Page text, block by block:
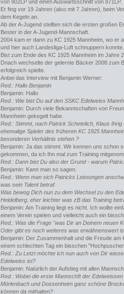
von 902LP und einen Auswärtsschnitt von 871LP.
Er fing vor 19 Jahren (also mit 7 Jahren), beim
dem Kegeln an.
Ab der A-Jugend stellten sich die ersten großen
Bester in der A-Jugend-Mannschaft.
2004 kam er dann zu KC 1925 Mannheim, wo er
und hier auch Landesliga-Luft schnuppern konnte.
Bist zum Ende des KC 1925 Mannheim im Jahre
Dnach wechselte der gelernte Bäcker 2008 zum
erfolgreich spielte.
Anbei das Interview mit Benjamin Werner:
Red.: Hallo Benjamin
Benjamin: Hallo
Red.: Wie bist Du auf den SSKC Edelweiss
Benjamin: Durch viele Bekanntschaften von
Mannheim gekegelt habe.
Red.: Stimmt, nach Patrick Schetelich, Klaus
ehemalige Spieler des früheren KC 1925
besonderen Verhältnis stehen ?
Benjamin: Ja das stimmt. Wir kennen uns schon
gekommen, da ich Ihn mal zum Training
Red.: Dann bist Du also der Grund - warum
Benjamin: Kann man so sagen
Red.: Wenn man sich Patricks Leistungen
was sein Talent betraf.
Was bewog Dich nun zu dem Wechsel zu den
Heidelberg, eher leichter was zB das Training
Benjamin: Am Training liegt es nicht. Ich wollte
einem Verein spielen und vielleicht auch ein
Red.: Was die Frage "was Dir an Deinem neuen
Oder gibt es noch weiteres was erwähnenswert
Benjamin: Der Zusammenhalt und die Freude
einem schlechten Tag ein bisschen
Red.: Zu Letzt möchte ich nun auch von Dir
Edelweiss ist?
Benjamin: Natürlich der Aufstieg mit allen
Red.: Wobei die erste Mannschft der
Mörlenbach und Dossenheim ganz schöne
können da mithalten?